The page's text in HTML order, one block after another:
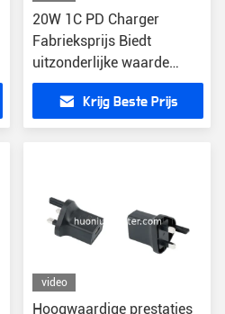
20W 1C PD Charger
Fabrieksprijs Biedt
uitzonderlijke waarde
Smartphone Je opladen
Snel opladen Functie
Krijg Beste Prijs
video
Hoogwaardige prestaties